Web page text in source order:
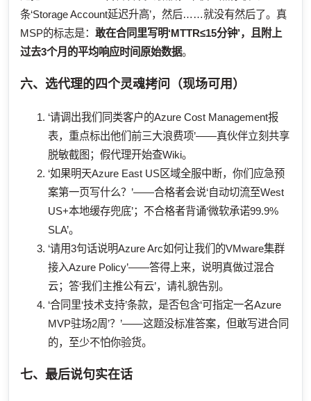
条‘Storage Account延迟升高’，然后……就没有然后了。真
MSP的标志是： 敢在合同里写明‘MTTR≤15分钟’，且附上
过去3个月的平均响应时间原始数据。
六、选代理的四个灵魂拷问（现场可用）
‘请调出我们同类客户的Azure Cost Management报
表，重点标出他们前三大浪费项’——真伙伴立刻共享
脱敏截图；假代理开始查Wiki。
‘如果明天Azure East US区域全服中断，你们应急预
案第一页写什么？’——合格者会说‘自动切流至West
US+本地缓存兜底’；不合格者背诵‘微软承诺99.9%
SLA’。
‘请用3句话说明Azure Arc如何让我们的VMware集群
接入Azure Policy’——答得上来，说明真做过混合
云；答‘我们主推公有云’，请礼貌告别。
‘合同里‘技术支持’条款，是否包含‘可指定一名Azure
MVP驻场2周’？’——这题没标准答案，但敢写进合同
的，至少不怕你验货。
七、最后说句实在话